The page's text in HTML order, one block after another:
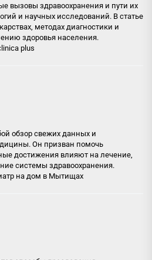
вызовы здравоохранения и пути их
и научных исследований. В статье
методах диагностики и
здоровья населения.
plus
обзор свежих данных и
Он призван помочь
достижения влияют на лечение,
системы здравоохранения.
на дом в Мытищах